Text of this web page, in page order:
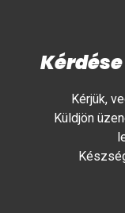
Kérjük,
Küldjön